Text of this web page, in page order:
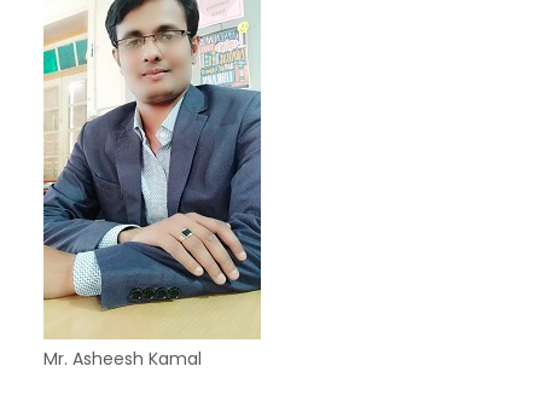
Mr. Asheesh Kamal